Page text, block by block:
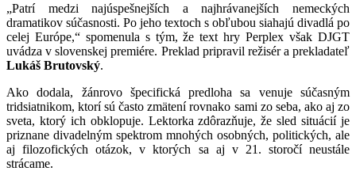
„Patrí medzi najúspešnejších a najhrávanejších nemeckých
dramatikov súčasnosti. Po jeho textoch s obľubou siahajú divadlá po
celej Európe,“ spomenula s tým, že text hry Perplex však DJGT
uvádza v slovenskej premiére. Preklad pripravil režisér a prekladateľ
Lukáš Brutovský.
Ako dodala, žánrovo špecifická predloha sa venuje súčasným
tridsiatnikom, ktorí sú často zmätení rovnako sami zo seba, ako aj zo
sveta, ktorý ich obklopuje. Lektorka zdôrazňuje, že sled situácií je
priznane divadelným spektrom mnohých osobných, politických, ale
aj filozofických otázok, v ktorých sa aj v 21. storočí neustále
strácame.